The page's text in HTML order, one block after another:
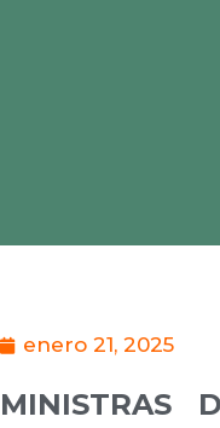
enero 21, 2025
MINISTRAS